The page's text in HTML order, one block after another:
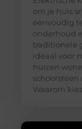
om je huis
eenvoudig
onderhoud
traditionele
ideaal voor
huizen
Waarom